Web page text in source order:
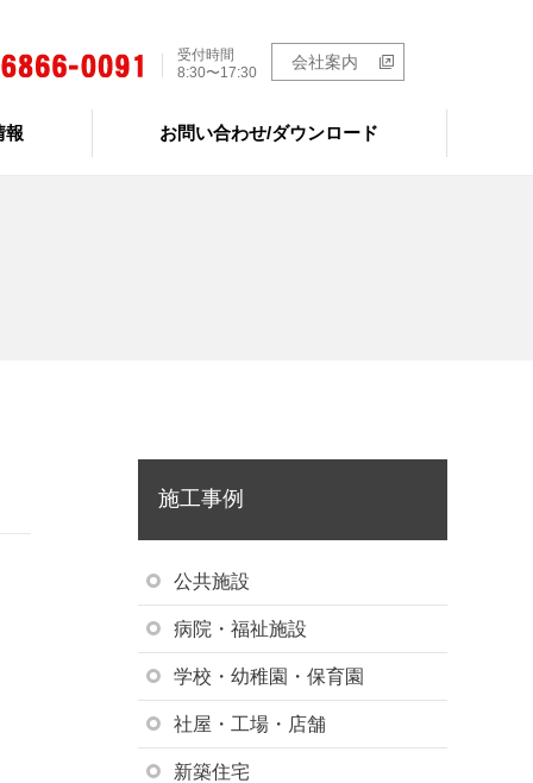
受付時間
8:30〜17:30
会社案内
報 お問い合わせ/ダウンロード
施工事例
公共施設
病院・福祉施設
学校・幼稚園・保育園
社屋・工場・店舗
新築住宅